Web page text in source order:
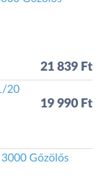
21 839 Ft
20
19 990 Ft
Gőzölős